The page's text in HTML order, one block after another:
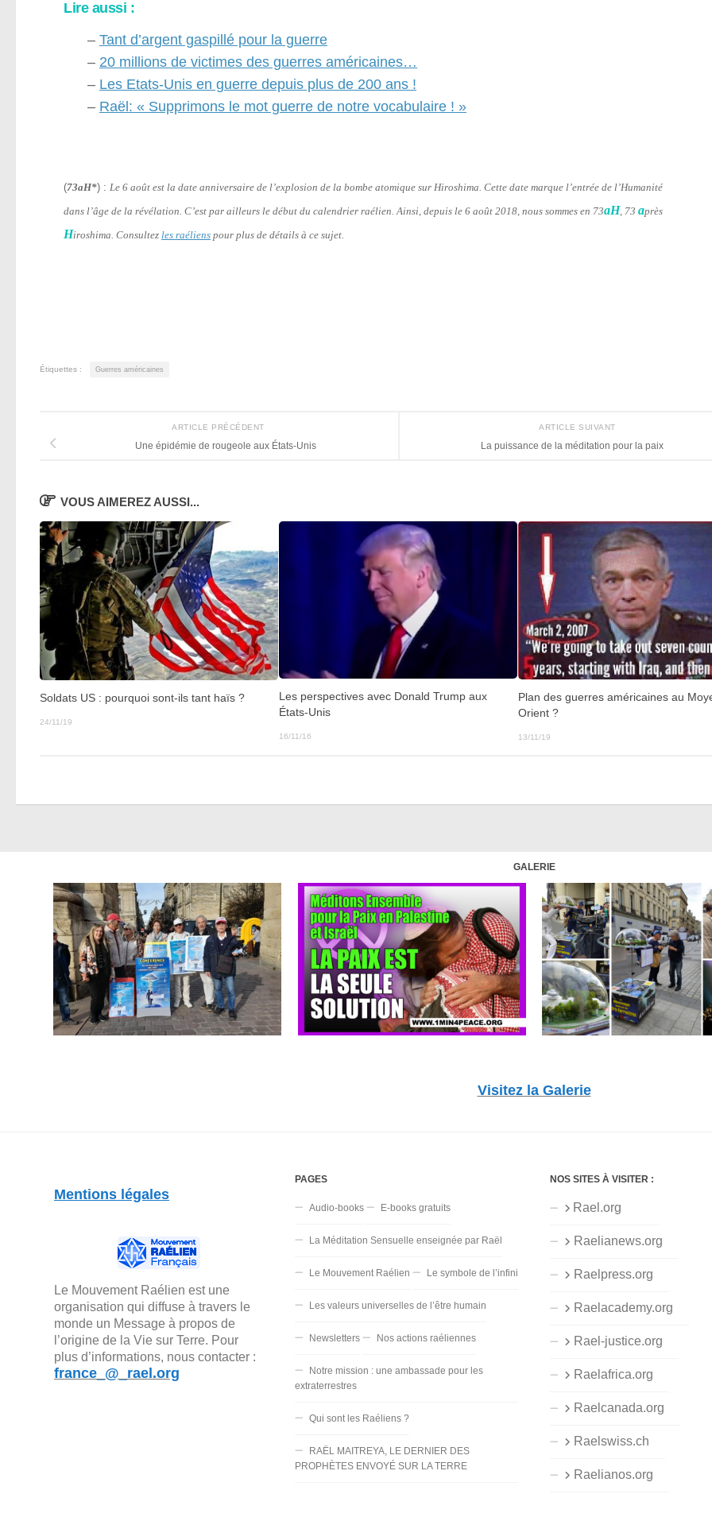
Lire aussi :
– Tant d’argent gaspillé pour la guerre
– 20 millions de victimes des guerres américaines…
– Les Etats-Unis en guerre depuis plus de 200 ans !
– Raël: « Supprimons le mot guerre de notre vocabulaire ! »
(73aH*) : Le 6 août est la date anniversaire de l’explosion de la bombe atomique sur Hiroshima. Cette date marque l’entrée de l’Humanité
dans l’âge de la révélation. C’est par ailleurs le début du calendrier raélien. Ainsi, depuis le 6 août 2018, nous sommes en 73aH, 73 après
Hiroshima. Consultez les raéliens pour plus de détails à ce sujet.
Étiquettes : Guerres américaines
ARTICLE SUIVANT
La puissance de la méditation pour la paix
ARTICLE PRÉCÉDENT
Une épidémie de rougeole aux États-Unis
VOUS AIMEREZ AUSSI...
Soldats US : pourquoi sont-ils tant haïs ?
24/11/19
Les perspectives avec Donald Trump aux
États-Unis
16/11/16
Plan des guerres américaines au
Orient ?
13/11/19
GALERIE
Visitez la Galerie
Mentions légales
Le Mouvement Raélien est une
organisation qui diffuse à travers le
monde un Message à propos de
l’origine de la Vie sur Terre. Pour
plus d’informations, nous contacter :
france_@_rael.org
PAGES
Audio-books E-books gratuits
La Méditation Sensuelle enseignée par Raël
Le Mouvement Raélien Le symbole de l’infini
Les valeurs universelles de l’être humain
Newsletters Nos actions raéliennes
Notre mission : une ambassade pour les
extraterrestres
Qui sont les Raéliens ?
RAËL MAITREYA, LE DERNIER DES
PROPHÈTES ENVOYÉ SUR LA TERRE
NOS SITES À VISITER :
Rael.org
Raelianews.org
Raelpress.org
Raelacademy.org
Rael-justice.org
Raelafrica.org
Raelcanada.org
Raelswiss.ch
Raelianos.org